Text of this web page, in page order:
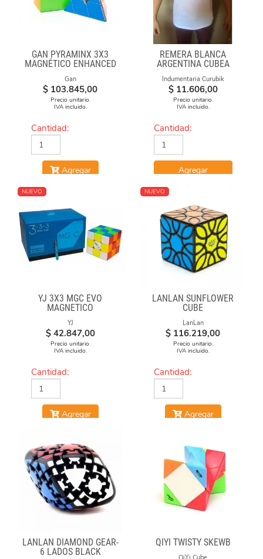
GAN PYRAMINX 3X3
MAGNÉTICO ENHANCED
Gan
$ 103.845,00
Precio unitario.
IVA incluido.
Cantidad:
Agregar
REMERA BLANCA
ARGENTINA CUBEA
Indumentaria Curubik
$ 11.606,00
Precio unitario.
IVA incluido.
Cantidad:
Agregar
NUEVO
YJ 3X3 MGC EVO
MAGNETICO
YJ
$ 42.847,00
Precio unitario.
IVA incluido.
Cantidad:
Agregar
NUEVO
LANLAN SUNFLOWER
CUBE
LanLan
$ 116.219,00
Precio unitario.
IVA incluido.
Cantidad:
Agregar
LANLAN DIAMOND GEAR-
6 LADOS BLACK
QIYI TWISTY SKEWB